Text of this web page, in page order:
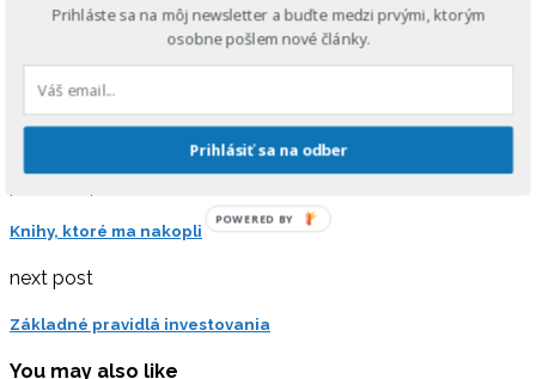
Spomínala som, že som nedávno bola vo Viedni a na
obyčajnom food feste sa dalo platiť bitcoinom? Nuž,
0 comment
Google + Pinterest
Knihy, ktoré ma nakopli
next post
Základné pravidlá investovania
You may also like
Prihláste sa na môj newsletter a buďte medzi prvými, ktorým
osobne pošlem nové články.
Prihlásiť sa na odber
POWERED BY